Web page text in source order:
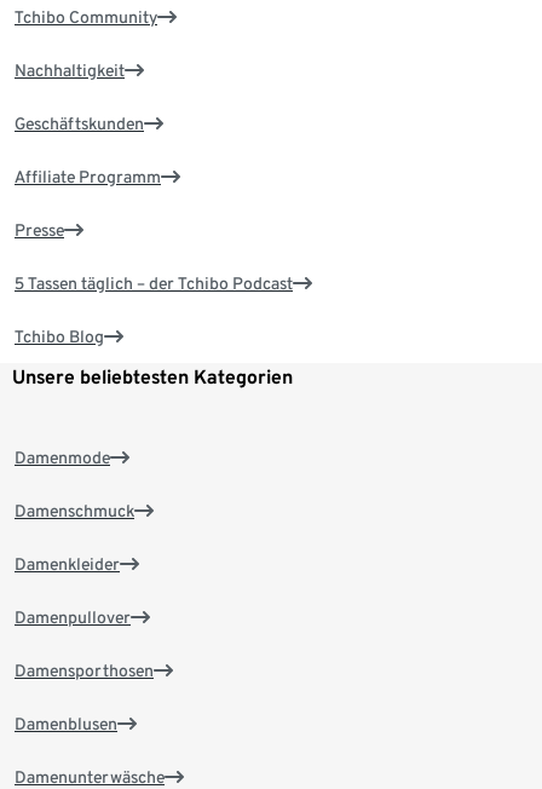
Tchibo Community
Nachhaltigkeit
Geschäftskunden
Affiliate Programm
Presse
5 Tassen täglich – der Tchibo Podcast
Tchibo Blog
Unsere beliebtesten Kategorien
Damenmode
Damenschmuck
Damenkleider
Damenpullover
Damensporthosen
Damenblusen
Damenunterwäsche